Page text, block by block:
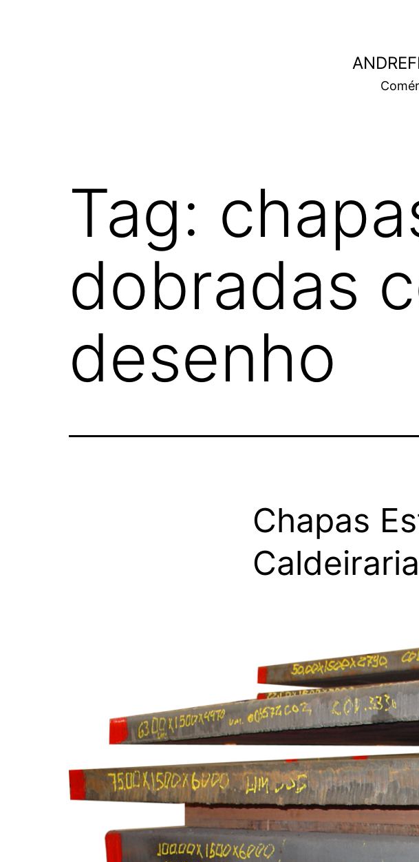
Tag:
dobradas
desenho
Chapas
Caldeiraria